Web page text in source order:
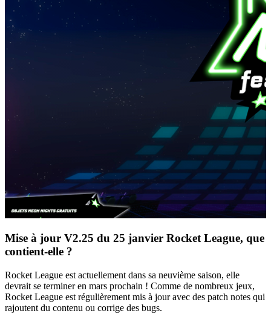
Mise à jour V2.25 du 25 janvier Rocket League, que
contient-elle ?
Rocket League est actuellement dans sa neuvième saison, elle
devrait se terminer en mars prochain ! Comme de nombreux jeux,
Rocket League est régulièrement mis à jour avec des patch notes qui
rajoutent du contenu ou corrige des bugs.